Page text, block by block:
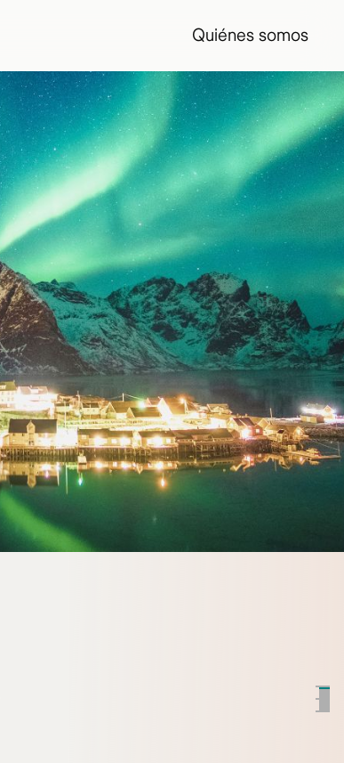
Quiénes somos